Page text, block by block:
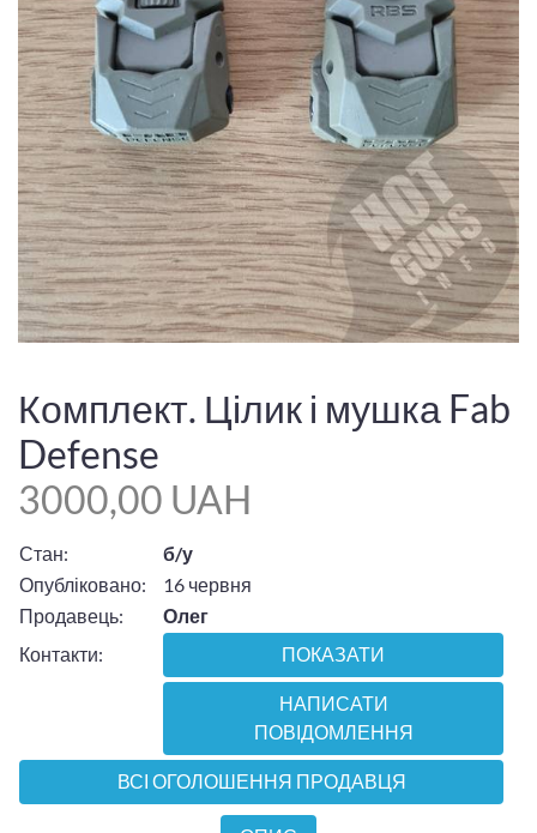
Комплект. Цілик і мушка Fab
Defense
3000,00 UAH
Стан:
б/у
Опубліковано:
16 червня
Продавець:
Олег
Контакти:
ПОКАЗАТИ
НАПИСАТИ
ПОВІДОМЛЕННЯ
ВСІ ОГОЛОШЕННЯ ПРОДАВЦЯ